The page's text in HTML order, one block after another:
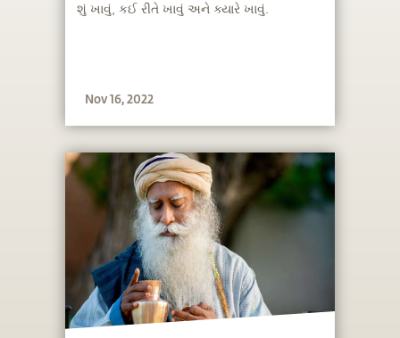
શું ખાવું, કઈ રીતે ખાવું અને ક્યારે ખાવું.
Nov 16, 2022